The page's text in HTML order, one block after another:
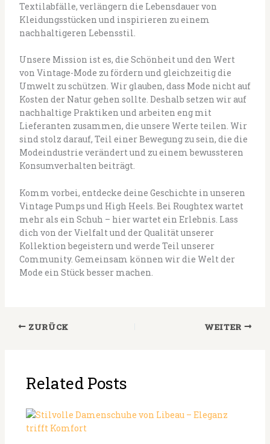
Textilabfälle, verlängern die Lebensdauer von
Kleidungsstücken und inspirieren zu einem
nachhaltigeren Lebensstil.
Unsere Mission ist es, die Schönheit und den Wert
von Vintage-Mode zu fördern und gleichzeitig die
Umwelt zu schützen. Wir glauben, dass Mode nicht auf
Kosten der Natur gehen sollte. Deshalb setzen wir auf
nachhaltige Praktiken und arbeiten eng mit
Lieferanten zusammen, die unsere Werte teilen. Wir
sind stolz darauf, Teil einer Bewegung zu sein, die die
Modeindustrie verändert und zu einem bewussteren
Konsumverhalten beiträgt.
Komm vorbei, entdecke deine Geschichte in unseren
Vintage Pumps und High Heels. Bei Roughtex wartet
mehr als ein Schuh – hier wartet ein Erlebnis. Lass
dich von der Vielfalt und der Qualität unserer
Kollektion begeistern und werde Teil unserer
Community. Gemeinsam können wir die Welt der
Mode ein Stück besser machen.
ZURÜCK WEITER
Related Posts